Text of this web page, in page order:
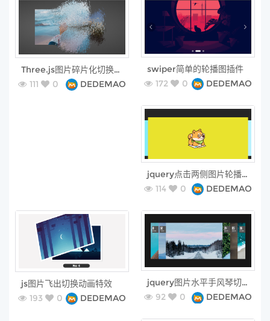
Three.js图片碎片化切换特效
free
111 0 DEDEMAO
swiper简单的轮播图插件
free
172 0 DEDEMAO
jquery点击两侧图片轮播插件
free
114 0 DEDEMAO
js图片飞出切换动画特效
free
193 0 DEDEMAO
jquery图片水平手风琴切换特效
free
92 0 DEDEMAO